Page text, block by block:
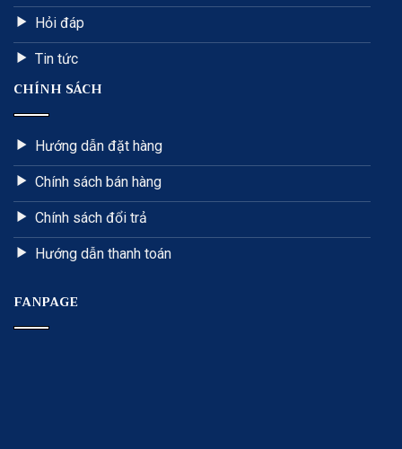
Hỏi đáp
Tin tức
CHÍNH SÁCH
Hướng dẫn đặt hàng
Chính sách bán hàng
Chính sách đổi trả
Hướng dẫn thanh toán
FANPAGE